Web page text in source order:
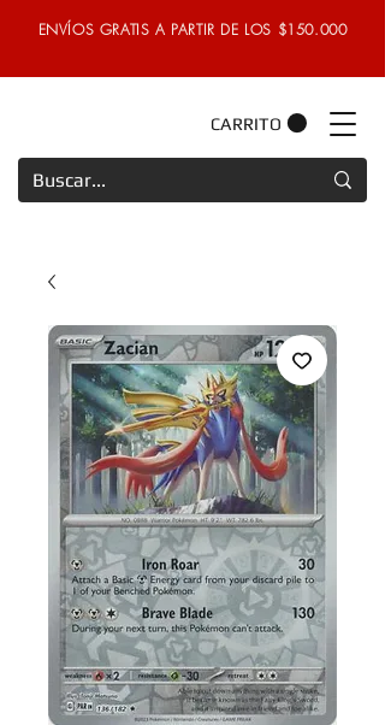
ENVÍOS GRATIS A PARTIR DE LOS $150.000
CARRITO